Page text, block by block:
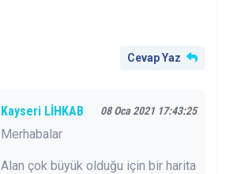
Cevap Yaz
Kayseri LİHKAB 08 Oca 2021 17:43:25
Merhabalar
Alan çok büyük olduğu için bir harita